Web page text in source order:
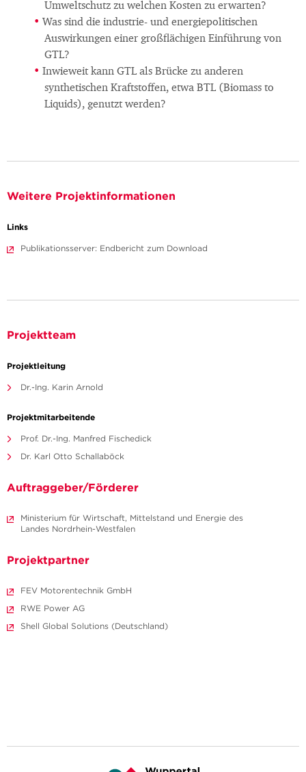
Umweltschutz zu welchen Kosten zu erwarten?
Was sind die industrie- und energiepolitischen
Auswirkungen einer großflächigen Einführung von
GTL?
Inwieweit kann GTL als Brücke zu anderen
synthetischen Kraftstoffen, etwa BTL (Biomass to
Liquids), genutzt werden?
Weitere Projektinformationen
Links
Publikationsserver: Endbericht zum Download
Projektteam
Projektleitung
Dr.-Ing. Karin Arnold
Projektmitarbeitende
Prof. Dr.-Ing. Manfred Fischedick
Dr. Karl Otto Schallaböck
Auftraggeber/Förderer
Ministerium für Wirtschaft, Mittelstand und Energie des
Landes Nordrhein-Westfalen
Projektpartner
FEV Motorentechnik GmbH
RWE Power AG
Shell Global Solutions (Deutschland)